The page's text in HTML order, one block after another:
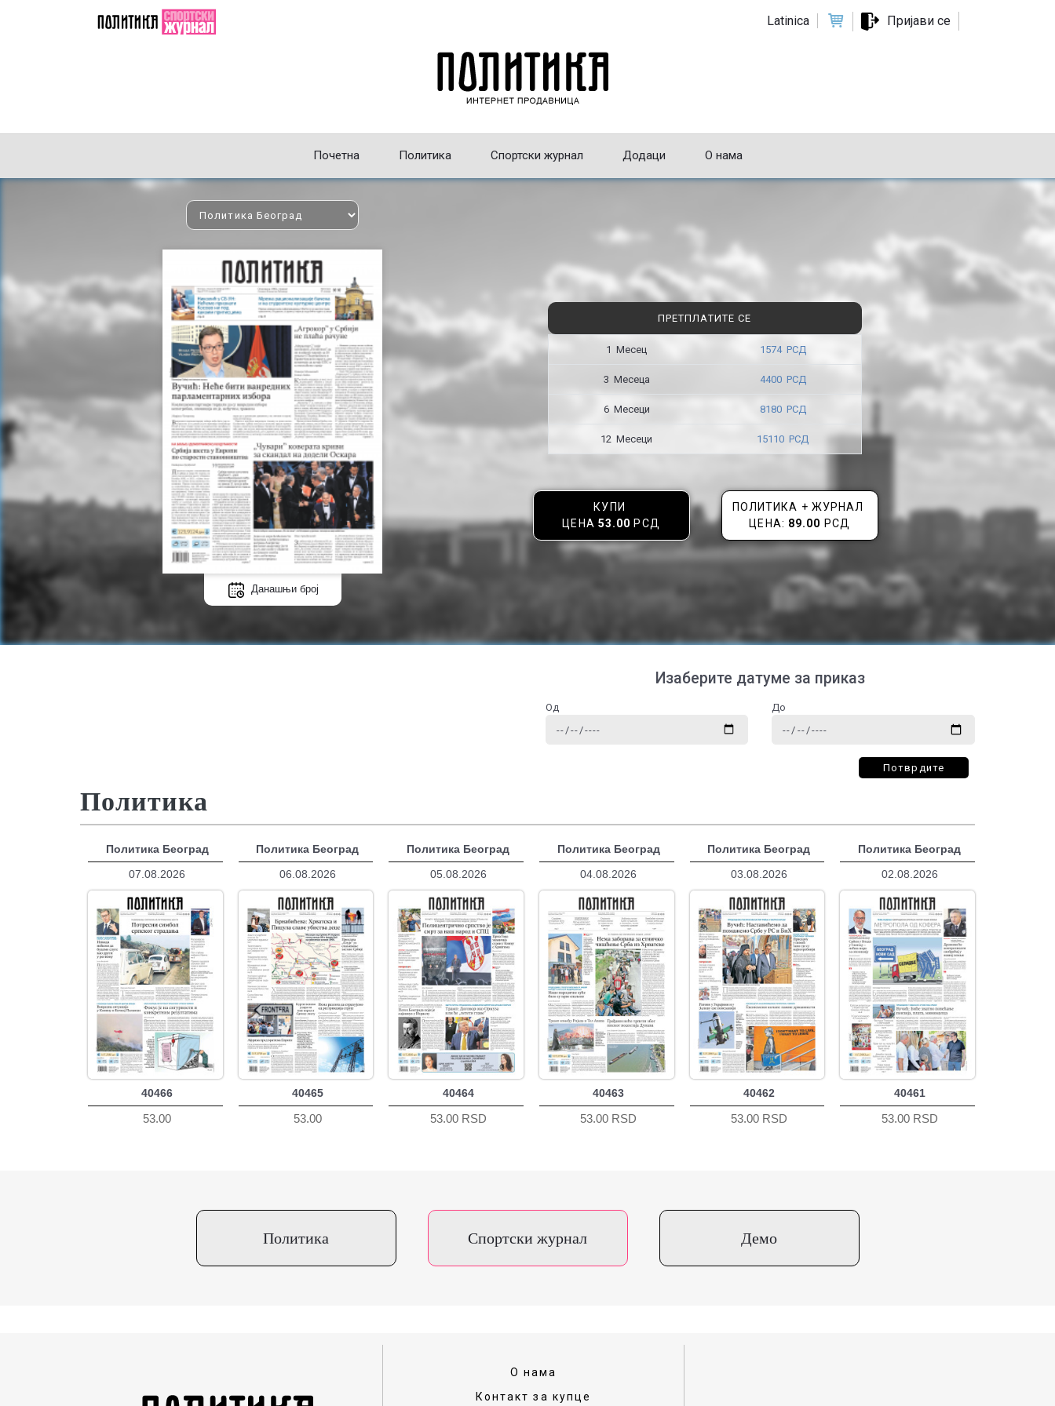
Latinica Пријави се
Почетна Политика Спортски журнал Додаци О нама
Данашњи број
ПРЕТПЛАТИТЕ СЕ
1 Месец 1574 РСД
3 Месецa 4400 РСД
6 Месеци 8180 РСД
12 Месеци 15110 РСД
КУПИ
ЦЕНА 53.00 РСД
ПОЛИТИКА + ЖУРНАЛ
ЦЕНА: 89.00 РСД
Изаберите датуме за приказ
Од До
Потврдите
Политика
Политика Београд
07.08.2026
40466
53.00
Политика Београд
06.08.2026
40465
53.00
Политика Београд
05.08.2026
40464
53.00 RSD
Политика Београд
04.08.2026
40463
53.00 RSD
Политика Београд
03.08.2026
40462
53.00 RSD
Политика Београд
02.08.2026
40461
53.00 RSD
Политика Спортски журнал Демо
О нама
Контакт за купце